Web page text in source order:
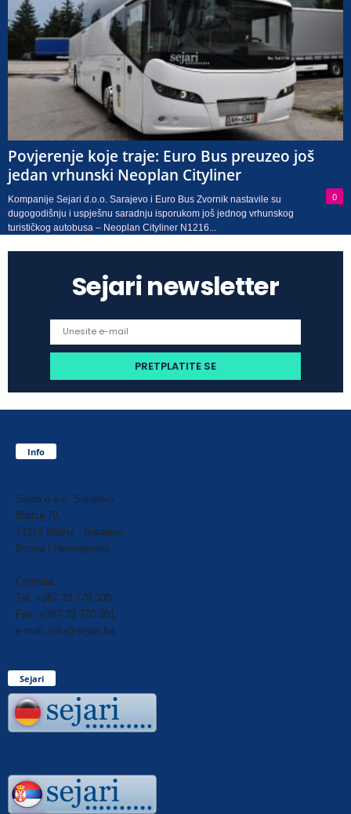
Povjerenje koje traje: Euro Bus preuzeo još
jedan vrhunski Neoplan Cityliner
0
Kompanije Sejari d.o.o. Sarajevo i Euro Bus Zvornik nastavile su
dugogodišnju i uspješnu saradnju isporukom još jednog vrhunskog
turističkog autobusa – Neoplan Cityliner N1216...
Sejari newsletter
Info
Sejari d.o.o. Sarajevo
Blažuj 78,
71215 Blažuj - Sarajevo
Bosna i Hercegovina
Centrala:
Tel: +387 33 770 300
Fax: +387 33 770 301
e-mail: info@sejari.ba
Sejari